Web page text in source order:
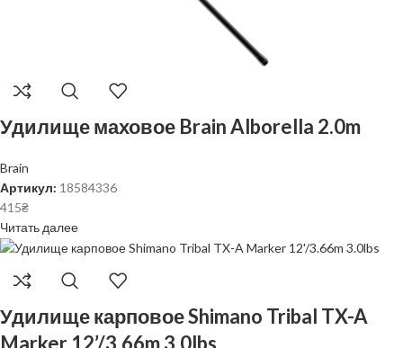
Удилище маховое Brain Alborella 2.0m
Brain
Артикул: 18584336
415₴
Читать далее
Удилище карповое Shimano Tribal TX-A